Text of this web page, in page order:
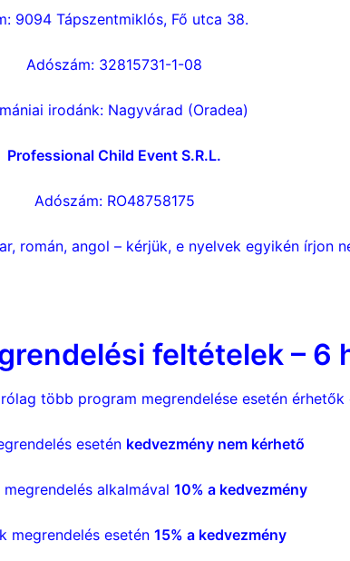
9094 Tápszentmiklós, Fő utca 38.
Adószám: 32815731-1-08
irodánk: Nagyvárad (Oradea)
Professional Child Event S.R.L.
Adószám: RO48758175
román, angol – kérjük, e nyelvek egyikén írjon
feltételek – 6
több program megrendelése esetén érhetők
esetén kedvezmény nem kérhető
alkalmával 10% a kedvezmény
megrendelés esetén 15% a kedvezmény